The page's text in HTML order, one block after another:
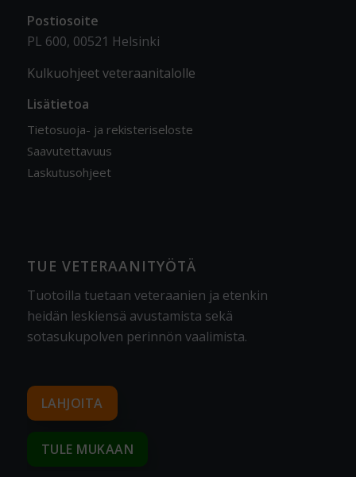
Postiosoite
PL 600, 00521 Helsinki
Kulkuohjeet veteraanitalolle
Lisätietoa
Tietosuoja- ja rekisteriseloste
Saavutettavuus
Laskutusohjeet
TUE VETERAANITYÖTÄ
Tuotoilla tuetaan veteraanien ja etenkin
heidän leskiensä avustamista sekä
sotasukupolven perinnön vaalimista.
LAHJOITA
TULE MUKAAN